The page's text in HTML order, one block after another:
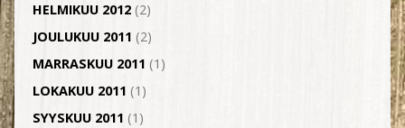
HELMIKUU 2012(2)
JOULUKUU 2011 (2)
MARRASKUU 2011 (1)
LOKAKUU 2011 (1)
SYYSKUU 2011 (1)